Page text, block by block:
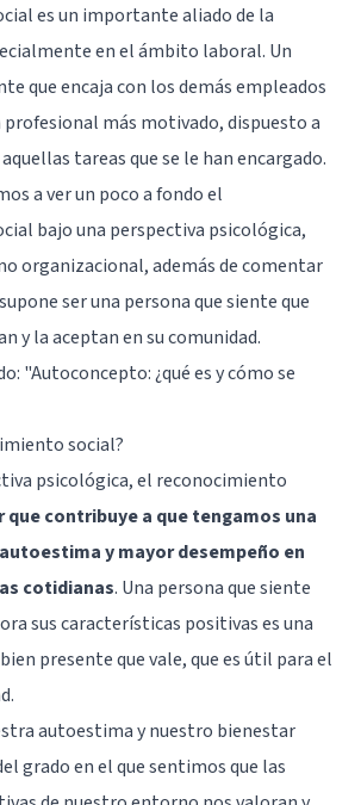
es un importante aliado de la
en el ámbito laboral. Un
que encaja con los demás empleados
profesional más motivado, dispuesto a
tareas que se le han encargado.
a ver un poco a fondo el
bajo una perspectiva psicológica,
organizacional, además de comentar
ser una persona que siente que
y la aceptan en su comunidad.
"Autoconcepto: ¿qué es y cómo se
social?
psicológica, el reconocimiento
contribuye a que tengamos una
y mayor desempeño en
cotidianas. Una persona que siente
sus características positivas es una
presente que vale, que es útil para el
autoestima y nuestro bienestar
grado en el que sentimos que las